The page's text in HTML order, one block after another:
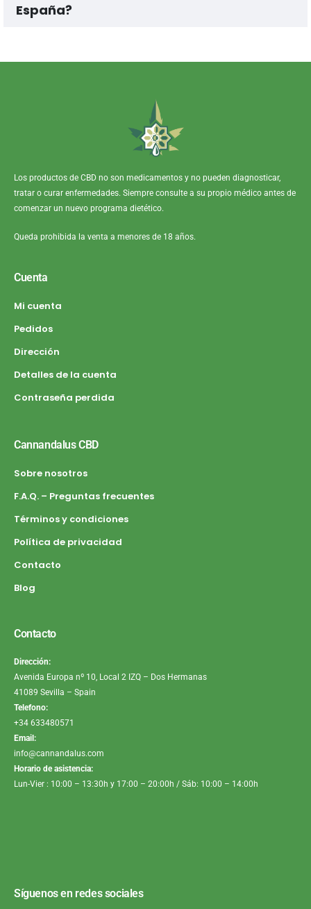
España?
Los productos de CBD no son medicamentos y no pueden diagnosticar,
tratar o curar enfermedades. Siempre consulte a su propio médico antes de
comenzar un nuevo programa dietético.
Queda prohibida la venta a menores de 18 años.
Cuenta
Mi cuenta
Pedidos
Dirección
Detalles de la cuenta
Contraseña perdida
Cannandalus CBD
Sobre nosotros
F.A.Q. – Preguntas frecuentes
Términos y condiciones
Política de privacidad
Contacto
Blog
Contacto
Dirección:
Avenida Europa nº 10, Local 2 IZQ – Dos Hermanas
41089 Sevilla – Spain
Telefono:
+34 633480571
Email:
info@cannandalus.com
Horario de asistencia:
Lun-Vier : 10:00 – 13:30h y 17:00 – 20:00h / Sáb: 10:00 – 14:00h
Síguenos en redes sociales